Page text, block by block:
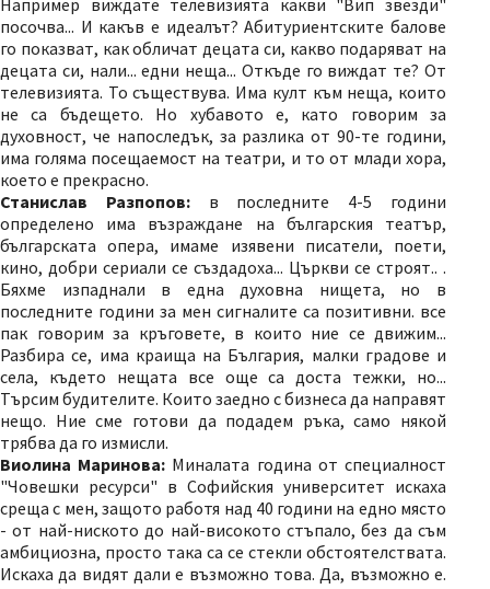
Например виждате телевизията какви "Вип звезди"
посочва... И какъв е идеалът? Абитуриентските балове
го показват, как обличат децата си, какво подаряват на
децата си, нали... едни неща... Откъде го виждат те? От
телевизията. То съществува. Има култ към неща, които
не са бъдещето. Но хубавото е, като говорим за
духовност, че напоследък, за разлика от 90-те години,
има голяма посещаемост на театри, и то от млади хора,
което е прекрасно.
Станислав Разпопов:в последните 4-5 години
определено има възраждане на българския театър,
българската опера, имаме изявени писатели, поети,
кино, добри сериали се създадоха... Църкви се строят.. .
Бяхме изпаднали в една духовна нищета, но в
последните години за мен сигналите са позитивни. все
пак говорим за кръговете, в които ние се движим...
Разбира се, има краища на България, малки градове и
села, където нещата все още са доста тежки, но...
Търсим будителите. Които заедно с бизнеса да направят
нещо. Ние сме готови да подадем ръка, само някой
трябва да го измисли.
Виолина Маринова: Миналата година от специалност
"Човешки ресурси" в Софийския университет искаха
среща с мен, защото работя над 40 години на едно място
- от най-ниското до най-високото стъпало, без да съм
амбициозна, просто така са се стекли обстоятелствата.
Искаха да видят дали е възможно това. Да, възможно е.